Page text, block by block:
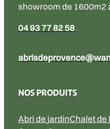
showroom de 1600m2
04 93 77 82 58
NOS PRODUITS
Abri de jardinChalet de